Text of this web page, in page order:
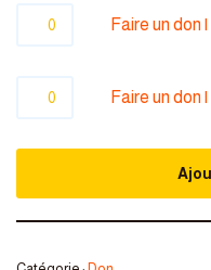
Faire un don
Faire un don